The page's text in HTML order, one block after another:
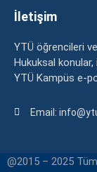
İletişim
YTÜ öğrencileri
Hukuksal
YTÜ Kampüs e-
Email:
@2015 – 2025 Tüm